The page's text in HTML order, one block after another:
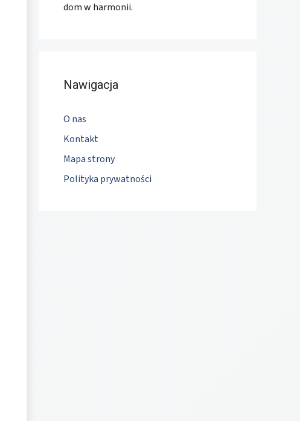
dom w harmonii.
Nawigacja
O nas
Kontakt
Mapa strony
Polityka prywatności